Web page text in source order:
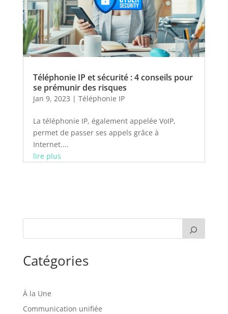
Téléphonie IP et sécurité : 4 conseils pour
se prémunir des risques
Jan 9, 2023 | Téléphonie IP
La téléphonie IP, également appelée VoIP,
permet de passer ses appels grâce à
Internet....
lire plus
Catégories
À la Une
Communication unifiée